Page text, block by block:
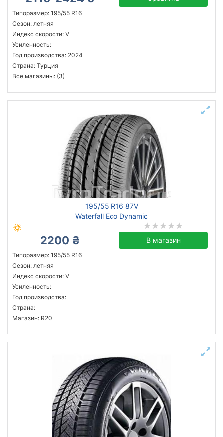
Типоразмер: 195/55 R16
Сезон: летняя
Индекс скорости: V
Усиленность:
Год производства: 2024
Страна: Турция
Все магазины: (3)
195/55 R16 87V
Waterfall Eco Dynamic
2200 ₴ В магазин
Типоразмер: 195/55 R16
Сезон: летняя
Индекс скорости: V
Усиленность:
Год производства:
Страна:
Магазин: R20